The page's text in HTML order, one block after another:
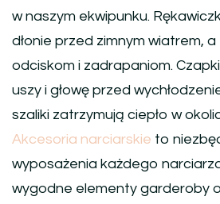
w naszym ekwipunku.
dłonie przed zimnym wiatrem,
odciskom i zadrapaniom.
uszy i głowę przed
szaliki zatrzymują ciepło w
Akcesoria narciarskie to
wyposażenia każdego
wygodne elementy garderoby